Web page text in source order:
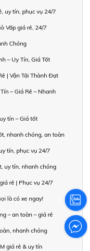
uy tín, phục vụ 24/7
Vấp giá rẻ, 24/7
Chóng
– Uy Tín, Giá Tốt
| Vận Tải Thành Đạt
– Giá Rẻ – Nhanh
tín – Giá tốt
nhanh chóng, an toàn
tín, phục vụ 24/7
uy tín, nhanh chóng
rẻ | Phục vụ 24/7
là có xe ngay!
– an toàn – giá rẻ
nhanh chóng
giá rẻ & uy tín